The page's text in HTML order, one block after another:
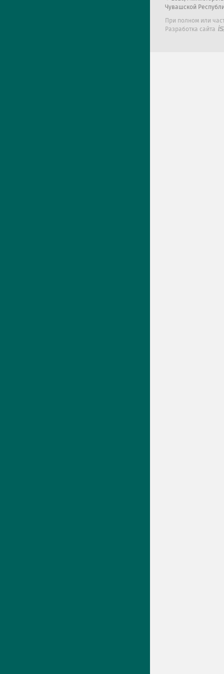
Чувашской
При полном или
Разработка сайта